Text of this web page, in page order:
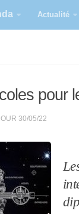
Actualité
pour
30/05/22